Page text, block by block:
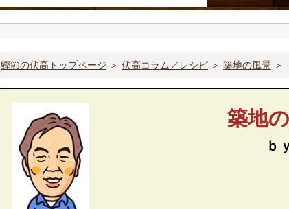
鰹節の伏高トップページ ＞ 伏高コラム／レシピ ＞ 築地の風景 ＞
築地
ｂ